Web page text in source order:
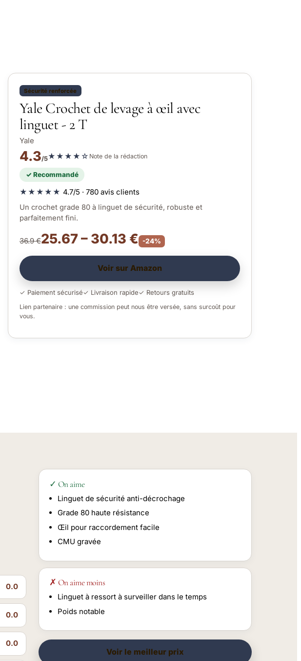
Sécurité renforcée
Yale Crochet de levage à œil avec
linguet - 2 T
Yale
4.3/5★★★★☆ Note de la rédaction
✓ Recommandé
★★★★★ 4.7/5 · 780 avis clients
Un crochet grade 80 à linguet de sécurité, robuste et
parfaitement fini.
36.9 €25.67 – 30.13 € -24%
Voir sur Amazon
✓ Paiement sécurisé✓ Livraison rapide✓ Retours gratuits
Lien partenaire : une commission peut nous être versée, sans surcoût pour
vous.
0.0
0.0
0.0
✓ On aime
Linguet de sécurité anti-décrochage
Grade 80 haute résistance
Œil pour raccordement facile
CMU gravée
✗ On aime moins
Linguet à ressort à surveiller dans le temps
Poids notable
Voir le meilleur prix